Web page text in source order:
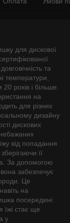
для дискової
та
температури,
років і більше.
на
для різних
дизайну
дискових
від попадання
її
За допомогою
забезпечує
Це
на
посередині
їжі стає ще
у